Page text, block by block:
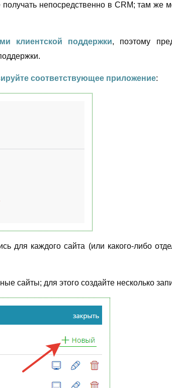
непосредственно в CRM; там же
клиентской поддержки, поэтому
соответствующее приложение:
для каждого сайта (или какого-либо
сайты; для этого создайте несколько